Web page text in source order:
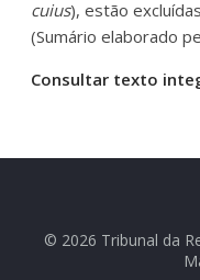
cuius), estão
(Sumário elaborado
Consultar texto
© 2026 Tribunal da